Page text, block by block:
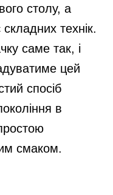
столу, а
технік.
саме так, і
цей
спосіб
в
смаком.